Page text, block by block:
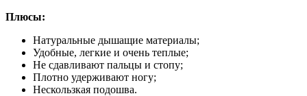
Плюсы:
Натуральные дышащие материалы;
Удобные, легкие и очень теплые;
Не сдавливают пальцы и стопу;
Плотно удерживают ногу;
Нескользкая подошва.